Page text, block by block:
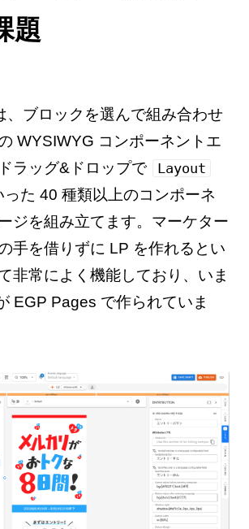
題
、ブロックを選んで組み合わせ
WYSIWYG コンポーネントエ
ラッグ&ドロップで
Layout
った 40 種類以上のコンポーネ
ジを組み立てます。マーケター
手を借りずに LP を作れるとい
非常によく機能しており、いま
EGP Pages で作られていま